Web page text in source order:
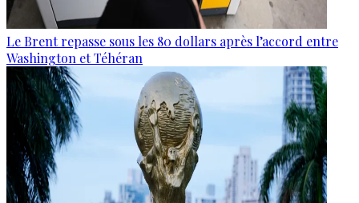
Le Brent repasse sous les 80 dollars après l’accord entre
Washington et Téhéran